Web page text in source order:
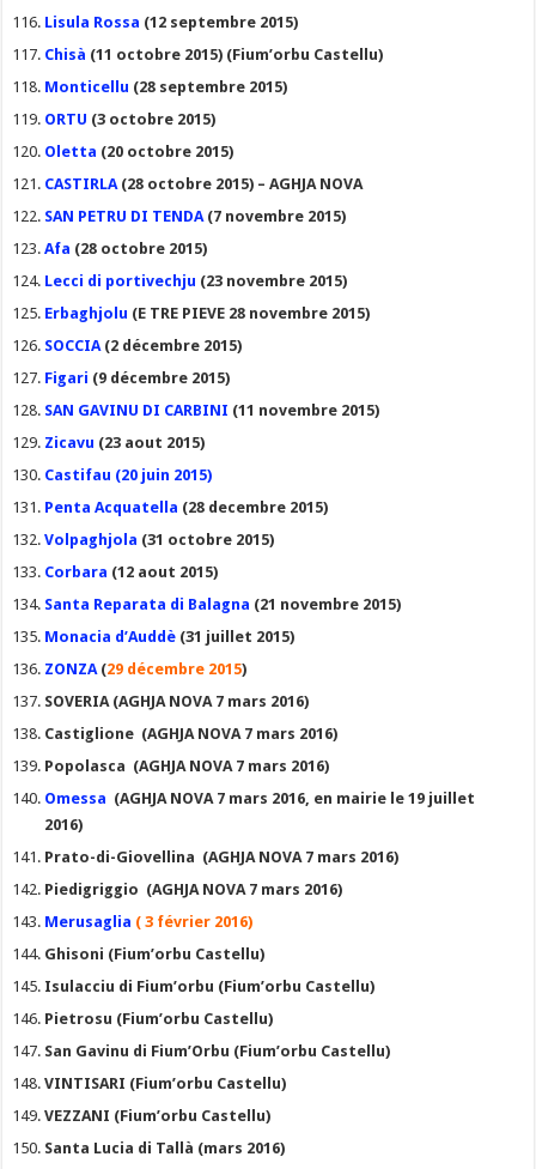
Lisula Rossa (12 septembre 2015)
Chisà (11 octobre 2015) (Fium’orbu Castellu)
Monticellu (28 septembre 2015)
ORTU (3 octobre 2015)
Oletta (20 octobre 2015)
CASTIRLA (28 octobre 2015) – AGHJA NOVA
SAN PETRU DI TENDA (7 novembre 2015)
Afa (28 octobre 2015)
Lecci di portivechju (23 novembre 2015)
Erbaghjolu (E TRE PIEVE 28 novembre 2015)
SOCCIA (2 décembre 2015)
Figari (9 décembre 2015)
SAN GAVINU DI CARBINI (11 novembre 2015)
Zicavu (23 aout 2015)
Castifau (20 juin 2015)
Penta Acquatella (28 decembre 2015)
Volpaghjola (31 octobre 2015)
Corbara (12 aout 2015)
Santa Reparata di Balagna (21 novembre 2015)
Monacia d’Auddè (31 juillet 2015)
ZONZA (29 décembre 2015)
SOVERIA (AGHJA NOVA 7 mars 2016)
Castiglione (AGHJA NOVA 7 mars 2016)
Popolasca (AGHJA NOVA 7 mars 2016)
Omessa (AGHJA NOVA 7 mars 2016, en mairie le 19 juillet
2016)
Prato-di-Giovellina (AGHJA NOVA 7 mars 2016)
Piedigriggio (AGHJA NOVA 7 mars 2016)
Merusaglia ( 3 février 2016)
Ghisoni (Fium’orbu Castellu)
Isulacciu di Fium’orbu (Fium’orbu Castellu)
Pietrosu (Fium’orbu Castellu)
San Gavinu di Fium’Orbu (Fium’orbu Castellu)
VINTISARI (Fium’orbu Castellu)
VEZZANI (Fium’orbu Castellu)
Santa Lucia di Tallà (mars 2016)